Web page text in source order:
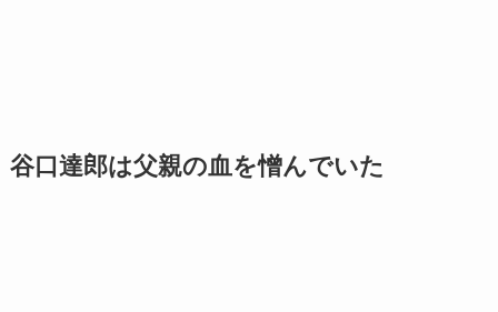
谷口達郎は父親の血を憎んでいた